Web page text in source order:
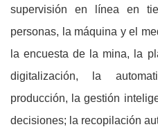
supervisión en línea en
personas, la máquina y el
la encuesta de la mina, la
digitalización, la
producción, la gestión
decisiones; la recopilación